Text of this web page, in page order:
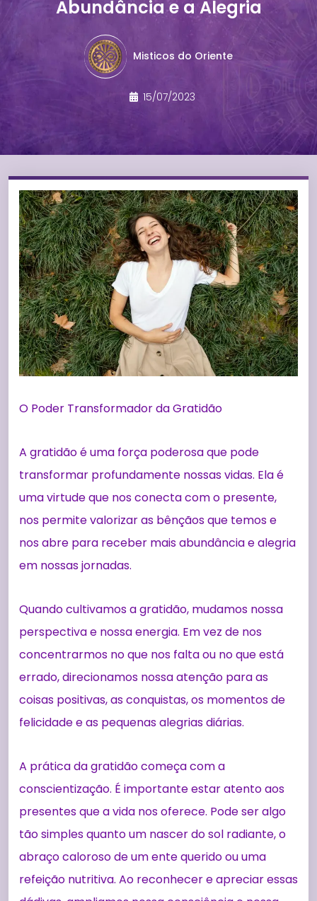
Abundância e a Alegria
Misticos do Oriente
15/07/2023
O Poder Transformador da Gratidão
A gratidão é uma força poderosa que pode
transformar profundamente nossas vidas. Ela é
uma virtude que nos conecta com o presente,
nos permite valorizar as bênçãos que temos e
nos abre para receber mais abundância e alegria
em nossas jornadas.
Quando cultivamos a gratidão, mudamos nossa
perspectiva e nossa energia. Em vez de nos
concentrarmos no que nos falta ou no que está
errado, direcionamos nossa atenção para as
coisas positivas, as conquistas, os momentos de
felicidade e as pequenas alegrias diárias.
A prática da gratidão começa com a
conscientização. É importante estar atento aos
presentes que a vida nos oferece. Pode ser algo
tão simples quanto um nascer do sol radiante, o
abraço caloroso de um ente querido ou uma
refeição nutritiva. Ao reconhecer e apreciar essas